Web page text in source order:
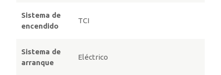
Sistema de
encendido
TCI
Sistema de
arranque
Eléctrico